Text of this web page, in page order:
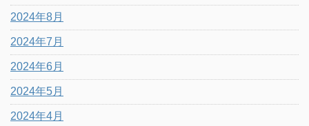
2024年8月
2024年7月
2024年6月
2024年5月
2024年4月